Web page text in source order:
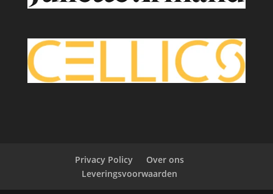
Privacy Policy
Over ons
Leveringsvoorwaarden